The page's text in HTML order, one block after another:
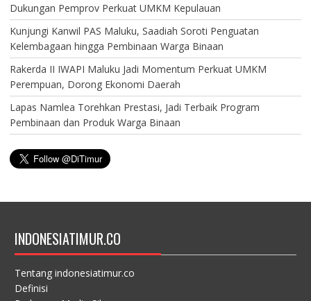
Dukungan Pemprov Perkuat UMKM Kepulauan
Kunjungi Kanwil PAS Maluku, Saadiah Soroti Penguatan
Kelembagaan hingga Pembinaan Warga Binaan
Rakerda II IWAPI Maluku Jadi Momentum Perkuat UMKM
Perempuan, Dorong Ekonomi Daerah
Lapas Namlea Torehkan Prestasi, Jadi Terbaik Program
Pembinaan dan Produk Warga Binaan
INDONESIATIMUR.CO
Tentang indonesiatimur.co
Definisi